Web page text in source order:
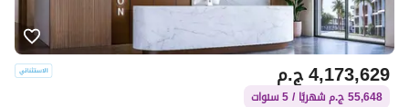
ج.م4,173,629
55,648 ج.م شهريًا / 5 سنوات